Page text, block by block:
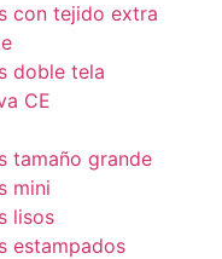
con tejido extra
doble tela
CE
tamaño grande
mini
lisos
estampados